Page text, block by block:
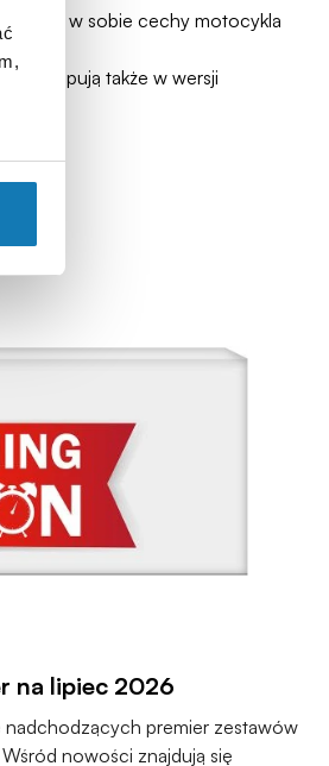
w sobie cechy motocykla
występują także w wersji
na lipiec 2026
nadchodzących premier zestawów
nowości znajdują się